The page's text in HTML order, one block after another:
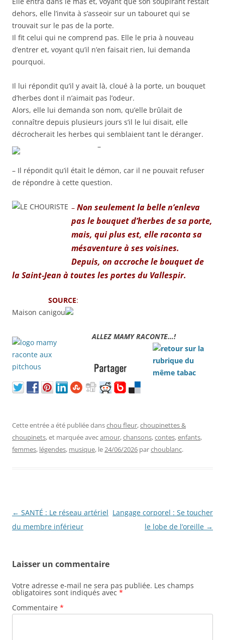
dehors, elle l’invita à s’asseoir sur un tabouret qui se
trouvait sur le pas de la porte.
Il fit celui qui ne comprend pas. Elle le pria à nouveau
d’entrer et, voyant qu’il n’en faisait rien, lui demanda
pourquoi.
Il lui répondit qu’il y avait là, cloué à la porte, un bouquet
d’herbes dont il n’aimait pas l’odeur.
Alors, elle lui demanda son nom, qu’elle brûlait de
connaître depuis plusieurs jours s’il le lui disait, elle
décrocherait les herbes qui semblaient tant le déranger.
–
– Il répondit qu’il était le démon, car il ne pouvait refuser
de répondre à cette question.
– Non seulement la belle n’enleva
pas le bouquet d’herbes de sa porte,
mais, qui plus est, elle raconta sa
mésaventure à ses voisines.
Depuis, on accroche le bouquet de
la Saint-Jean à toutes les portes du Vallespir.
SOURCE:
Maison canigou
ALLEZ MAMY RACONTE…!
Cette entrée a été publiée danschou fleur,choupinettes &
choupinets, et marquée avecamour,chansons,contes,enfants,
femmes, légendes, musique, le24/06/2026 parchoublanc.
Navigation
des
← SANTÉ : Le réseau artériel
du membre inférieur
Langage corporel : Se toucher
le lobe de l’oreille →
Laisser un commentaire
Votre adresse e-mail ne sera pas publiée. Les champs
obligatoires sont indiqués avec *
Commentaire *